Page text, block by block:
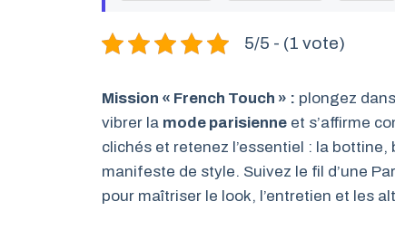
5/5 - (1 vote)
Mission « French Touch » : plongez
vibrer la mode parisienne et s’affirme
clichés et retenez l’essentiel : la
manifeste de style. Suivez le fil d’une
pour maîtriser le look, l’entretien et les